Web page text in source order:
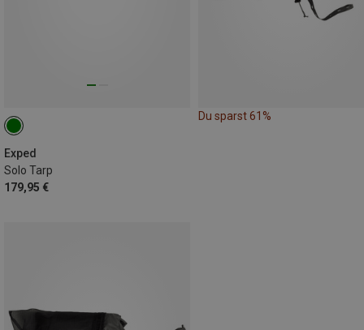
Exped
Solo Tarp
179,95 €
Du sparst 61%